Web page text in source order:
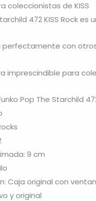
coleccionistas de KISS
472 KISS Rock
perfectamente con
imprescindible para
Pop The Starchild
9 cm
Caja original con
y original